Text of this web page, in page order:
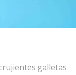
galletas